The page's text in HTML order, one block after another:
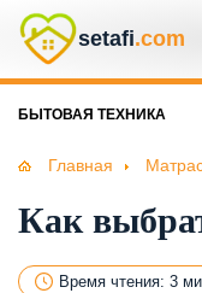
setafi.com
БЫТОВАЯ ТЕХНИКА
Главная
Как
Время чтения: 3